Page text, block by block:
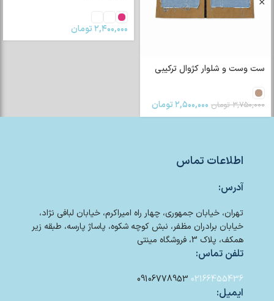
ست وست و شلوار کژوال ترکیبی
۳,۷۵۰,۰۰۰ تومان ۲,۵۰۰,۰۰۰تومان
۲,۴۰۰,۰۰۰تومان
اطلاعات تماس
آدرس:
تهران، خیابان جمهوری، چهار راه امیراکرم، خیابان لبافی نژاد،
خیابان برادران مظفر، نبش کوچه شکوه، پاساژ پارسه، طبقه زیر
همکف، پلاک 3، فروشگاه مینتی
تلفن تماس:
02166455436
09106778953
ایمیل: